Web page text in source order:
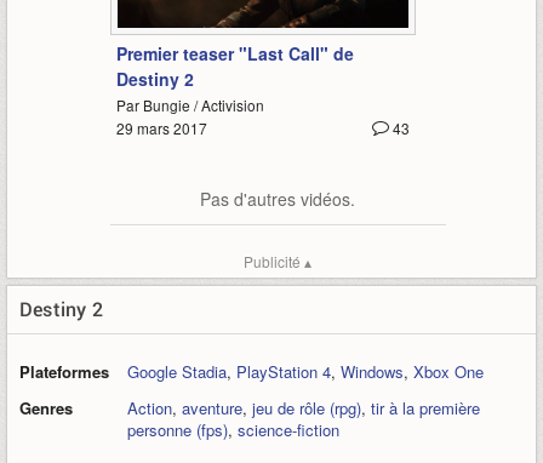
Premier teaser "Last Call" de
Destiny 2
Par Bungie / Activision
43
29 mars 2017
Pas d'autres vidéos.
Publicité ▴
Destiny 2
Plateformes Google Stadia, PlayStation 4, Windows, Xbox One
Genres
Action, aventure, jeu de rôle (rpg), tir à la première
personne (fps), science-fiction